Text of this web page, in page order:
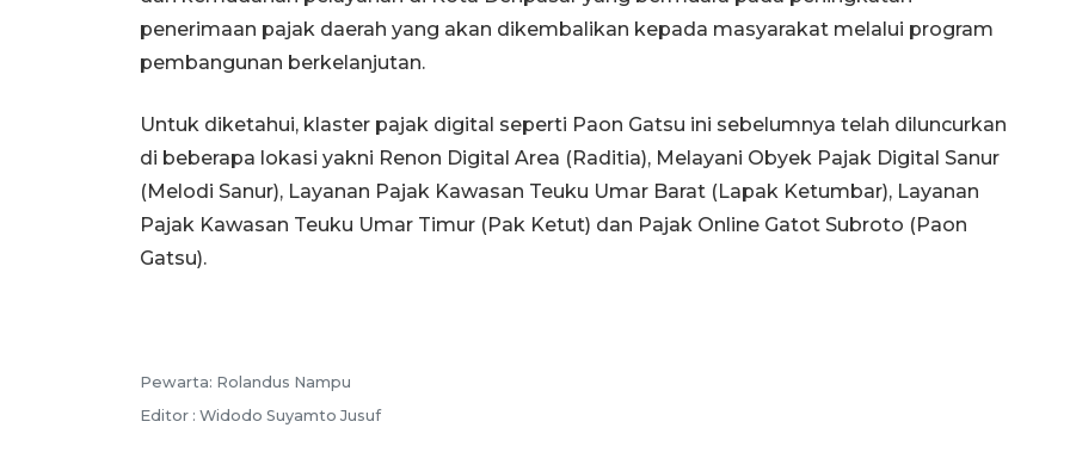
penerimaan pajak daerah yang akan dikembalikan kepada masyarakat melalui program
pembangunan berkelanjutan.
Untuk diketahui, klaster pajak digital seperti Paon Gatsu ini sebelumnya telah diluncurkan
di beberapa lokasi yakni Renon Digital Area (Raditia), Melayani Obyek Pajak Digital Sanur
(Melodi Sanur), Layanan Pajak Kawasan Teuku Umar Barat (Lapak Ketumbar), Layanan
Pajak Kawasan Teuku Umar Timur (Pak Ketut) dan Pajak Online Gatot Subroto (Paon
Gatsu).
Pewarta: Rolandus Nampu
Editor : Widodo Suyamto Jusuf
160 ribu sambungan baru
jaringan gas 2026